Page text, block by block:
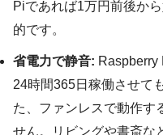
Piであれば1万円前後か
的です。
省電力で静音: Raspberry
24時間365日稼働させて
た、ファンレスで動作す
せん。リビングや書斎な